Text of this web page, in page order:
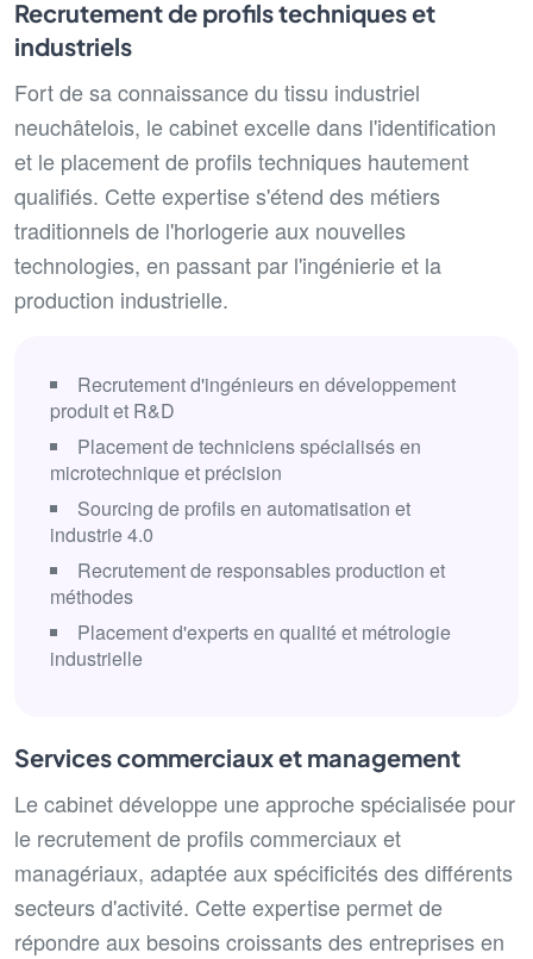
Recrutement de profils techniques et
industriels
Fort de sa connaissance du tissu industriel
neuchâtelois, le cabinet excelle dans l'identification
et le placement de profils techniques hautement
qualifiés. Cette expertise s'étend des métiers
traditionnels de l'horlogerie aux nouvelles
technologies, en passant par l'ingénierie et la
production industrielle.
Recrutement d'ingénieurs en développement
produit et R&D
Placement de techniciens spécialisés en
microtechnique et précision
Sourcing de profils en automatisation et
industrie 4.0
Recrutement de responsables production et
méthodes
Placement d'experts en qualité et métrologie
industrielle
Services commerciaux et management
Le cabinet développe une approche spécialisée pour
le recrutement de profils commerciaux et
managériaux, adaptée aux spécificités des différents
secteurs d'activité. Cette expertise permet de
répondre aux besoins croissants des entreprises en